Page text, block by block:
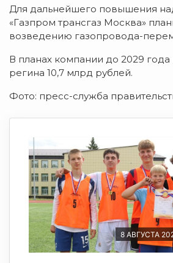
Для дальнейшего повышения
«Газпром трансгаз Москва»
возведению газопровода-
В планах компании до 2029
регина 10,7 млрд рублей.
Фото: пресс-служба
8 АВГУСТА